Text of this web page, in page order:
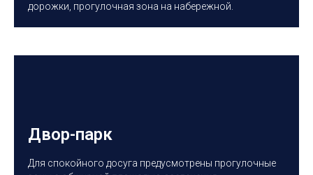
дорожки, прогулочная зона на набережной.
Двор-парк
Для спокойного досуга предусмотрены прогулочные